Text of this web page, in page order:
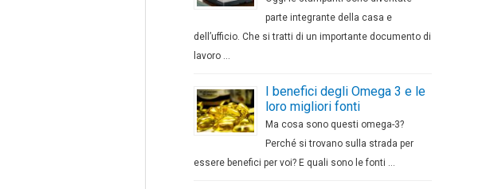
parte integrante della casa e
dell’ufficio. Che si tratti di un importante documento di
lavoro …
I benefici degli Omega 3 e le
loro migliori fonti
Ma cosa sono questi omega-3?
Perché si trovano sulla strada per
essere benefici per voi? E quali sono le fonti …